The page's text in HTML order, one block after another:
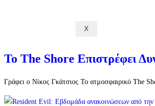
X
Το The Shore Επιστρέφει
Γράφει ο Νίκος Γκάτσιος Το ατμοσφαιρικό The